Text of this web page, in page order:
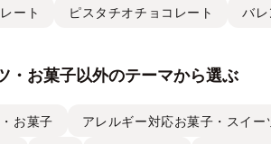
ート ピスタチオチョコレート バ
・お菓子以外のテーマから選ぶ
お菓子 アレルギー対応お菓子・スイー